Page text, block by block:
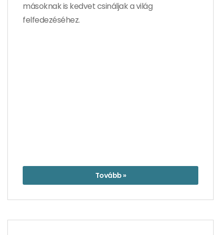
másoknak is kedvet csináljak a világ
felfedezéséhez.
Tovább »